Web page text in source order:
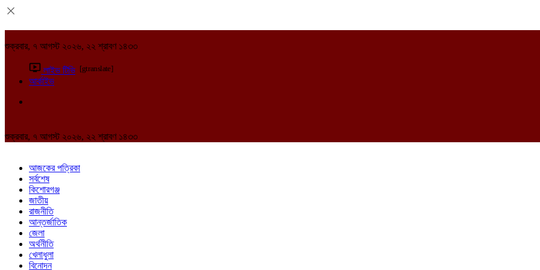
শুক্রবার, ৭ আগস্ট ২০২৬, ২২ শ্রাবণ ১৪৩৩
লাইভ টিভি [gtranslate]
আর্কাইভ
শুক্রবার, ৭ আগস্ট ২০২৬, ২২ শ্রাবণ ১৪৩৩
আজকের পত্রিকা
সর্বশেষ
কিশোরগঞ্জ
জাতীয়
রাজনীতি
আন্তর্জাতিক
জেলা
অর্থনীতি
খেলাধুলা
বিনোদন